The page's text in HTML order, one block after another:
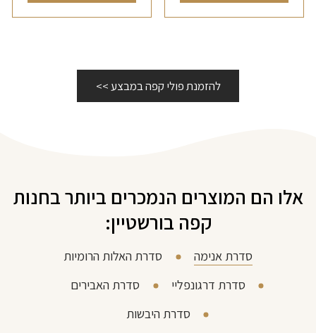
להזמנת פולי קפה במבצע >>
אלו הם המוצרים הנמכרים ביותר בחנות
קפה בורשטיין:
סדרת אנימה
סדרת האלות הרומיות
סדרת דרגונפליי
סדרת האבירים
סדרת היבשות